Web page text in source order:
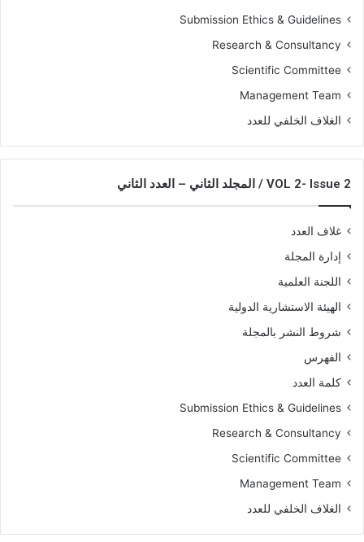
Submission Ethics & Guidelines
Research & Consultancy
Scientific Committee
Management Team
الغلاف الخلفي للعدد
VOL 2- Issue 2 / المجلد الثاني – العدد الثاني
غلاف العدد
إدارة المجلة
اللجنة العلمية
الهيئة الاستشارية الدولية
شروط النشر بالمجلة
الفهرس
كلمة العدد
Submission Ethics & Guidelines
Research & Consultancy
Scientific Committee
Management Team
الغلاف الخلفي للعدد